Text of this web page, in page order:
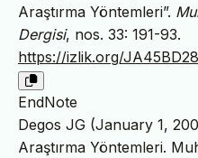
Araştırma Yöntemleri”.
Dergisi, nos. 33: 191-93.
https://izlik.org/
EndNote
Degos JG (January 1,
Araştırma Yöntemleri.